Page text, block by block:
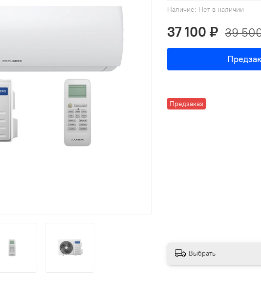
Наличие: Нет в наличии
Предзаказ
37 100 ₽ 39
Выбрать